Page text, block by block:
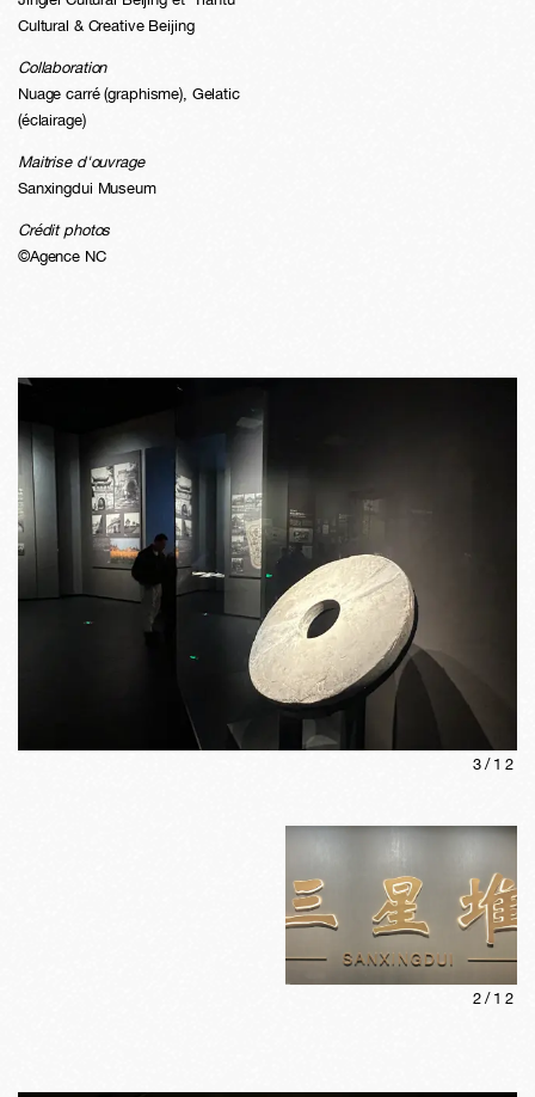
Cultural & Creative Beijing
Collaboration
Nuage carré (graphisme), Gelatic
(éclairage)
Maitrise d'ouvrage
Sanxingdui Museum
Crédit photos
©Agence NC
3/ 12
2/ 12